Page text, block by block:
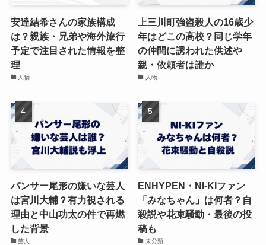
安達結希さんの家族構成
は？親族・兄弟や海外旅行
予定で注目された情報を整
理
人物
上三川町強盗殺人の16歳少
年はどこの高校？同じ学年
の仲間に誘われた供述や
親・依頼者は誰か
人物
パンサー尾形の嫌いな芸人
は宮川大輔？有力視される
理由と中山功太の件で再燃
した背景
芸人
ENHYPEN・NI-KIファン
「みなちゃん」は何者？自
殺説や花束騒動・最後の投
稿も
未分類